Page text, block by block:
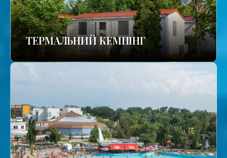
ТЕРМАЛЬНИЙ КЕМПІНГ